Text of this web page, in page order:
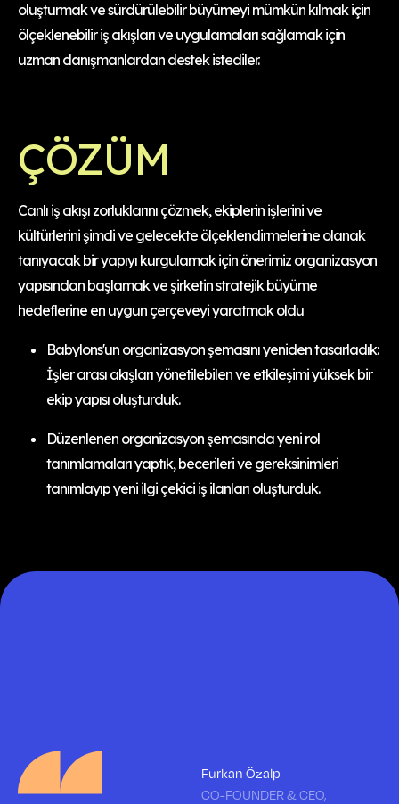
oluşturmak ve sürdürülebilir büyümeyi mümkün kılmak için
ölçeklenebilir iş akışları ve uygulamaları sağlamak için
uzman danışmanlardan destek istediler.
ÇÖZÜM
Canlı iş akışı zorluklarını çözmek, ekiplerin işlerini ve
kültürlerini şimdi ve gelecekte ölçeklendirmelerine olanak
tanıyacak bir yapıyı kurgulamak için önerimiz organizasyon
yapısından başlamak ve şirketin stratejik büyüme
hedeflerine en uygun çerçeveyi yaratmak oldu
Babylons'un organizasyon şemasını yeniden tasarladık:
İşler arası akışları yönetilebilen ve etkileşimi yüksek bir
ekip yapısı oluşturduk.
Düzenlenen organizasyon şemasında yeni rol
tanımlamaları yaptık, becerileri ve gereksinimleri
tanımlayıp yeni ilgi çekici iş ilanları oluşturduk.
Furkan Özalp
CO-FOUNDER & CEO,